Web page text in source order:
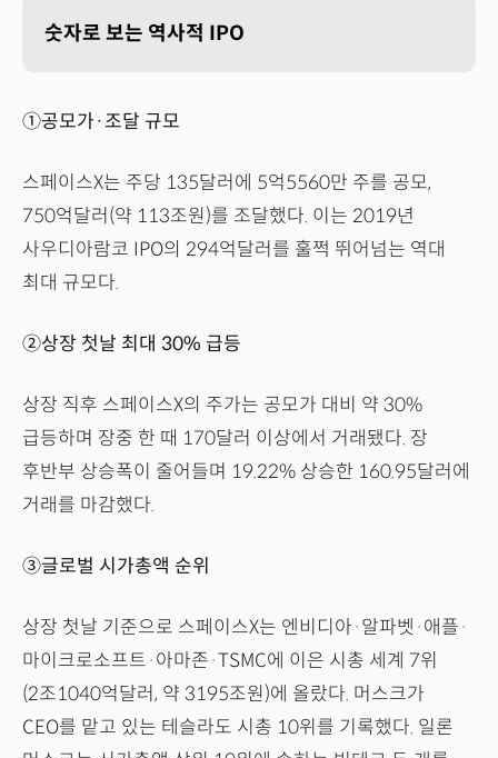
숫자로 보는 역사적 IPO
①공모가·조달 규모
스페이스X는 주당 135달러에 5억5560만 주를 공모,
750억달러(약 113조원)를 조달했다. 이는 2019년
사우디아람코 IPO의 294억달러를 훌쩍 뛰어넘는 역대
최대 규모다.
②상장 첫날 최대 30% 급등
상장 직후 스페이스X의 주가는 공모가 대비 약 30%
급등하며 장중 한 때 170달러 이상에서 거래됐다. 장
후반부 상승폭이 줄어들며 19.22% 상승한 160.95달러에
거래를 마감했다.
③글로벌 시가총액 순위
상장 첫날 기준으로 스페이스X는 엔비디아·알파벳·애플·
마이크로소프트·아마존·TSMC에 이은 시총 세계 7위
(2조1040억달러, 약 3195조원)에 올랐다. 머스크가
CEO를 맡고 있는 테슬라도 시총 10위를 기록했다. 일론